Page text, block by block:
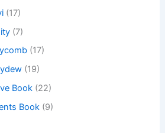
(17)
(7)
(17)
(19)
Book (22)
Book (9)